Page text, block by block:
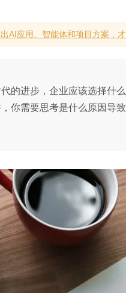
AI应用、智能体和项目方案，
的进步，企业应该选择什
你需要思考是什么原因导